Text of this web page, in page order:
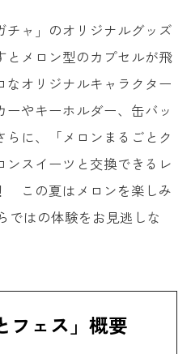
ャ」のオリジナルグッズ
とメロン型のカプセルが飛
なオリジナルキャラクター
ーやキーホルダー、缶バッ
に、「メロンまるごとク
ンスイーツと交換できるレ
この夏はメロンを楽しみ
ではの体験をお見逃しな
フェス」概要